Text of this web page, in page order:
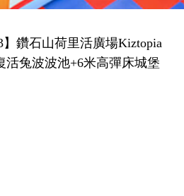
】鑽石山荷里活廣場Kiztopia
活兔波波池+6米高彈床城堡